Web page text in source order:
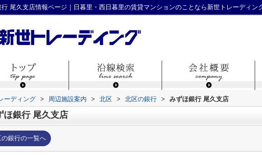
尾久支店情報ページ｜日暮里・西日暮里の賃貸マンションのことなら新世トレーディン
ーディング > 周辺施設案内 > 北区 > 北区の銀行 > みずほ銀行 尾久支店
ほ銀行 尾久支店
銀行の一覧へ